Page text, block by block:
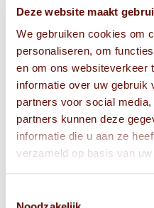
Deze website maakt
We gebruiken cookies om
personaliseren, om
en om ons websiteverkeer
informatie over uw gebruik
partners voor social
partners kunnen deze
informatie die u aan ze
verzameld op basis van